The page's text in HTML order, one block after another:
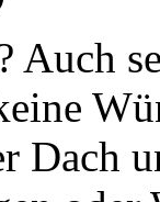
Auch
Dach